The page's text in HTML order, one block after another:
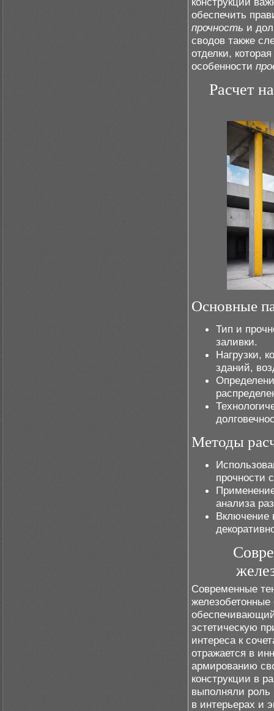
обеспечить
прочность и
сводов также
отделки,
особенности
Расчет
Основные
Тип и
заливки.
Нагрузки,
зданий,
Методы
прочности
анализа
Включение
Современные
эстетическую
интереса к
отражается в
армированию
конструкции в
выполняли роль
в интерьерах и